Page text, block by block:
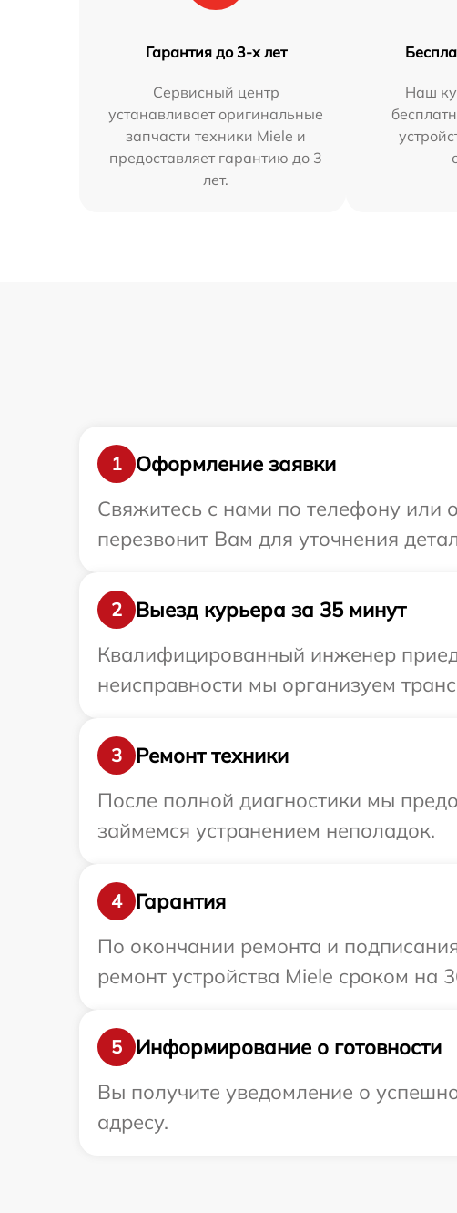
Гарантия до 3-х лет
Сервисный центр
устанавливает оригинальные
запчасти техники Miele и
предоставляет гарантию до 3
лет.
Наш
1
Оформление заявки
Свяжитесь с нами по телефону или
перезвонит Вам для уточнения
2
Выезд курьера за 35 минут
Квалифицированный инженер
неисправности мы организуем
3
Ремонт техники
После полной диагностики мы
займемся устранением неполадок.
4
Гарантия
По окончании ремонта и
ремонт устройства Miele сроком на
5
Информирование о готовности
Вы получите уведомление о
адресу.